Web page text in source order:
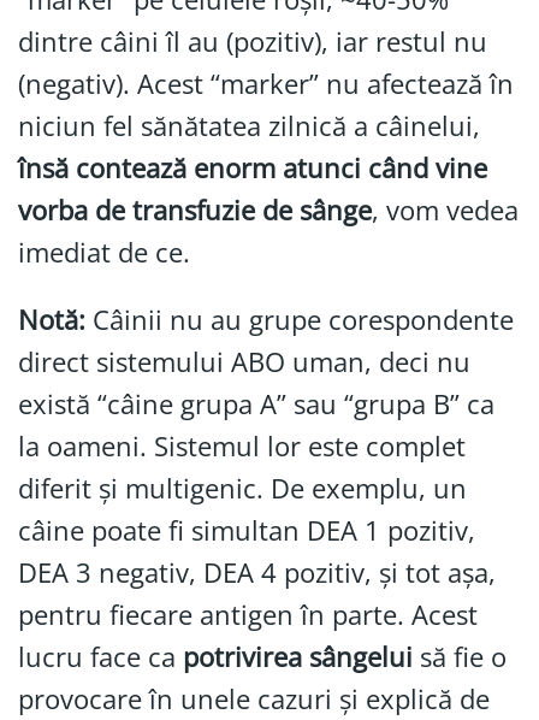
dintre câini îl au (pozitiv), iar restul nu
(negativ). Acest “marker” nu afectează în
niciun fel sănătatea zilnică a câinelui,
însă contează enorm atunci când vine
vorba de transfuzie de sânge, vom vedea
imediat de ce.
Notă: Câinii nu au grupe corespondente
direct sistemului ABO uman, deci nu
există “câine grupa A” sau “grupa B” ca
la oameni. Sistemul lor este complet
diferit și multigenic. De exemplu, un
câine poate fi simultan DEA 1 pozitiv,
DEA 3 negativ, DEA 4 pozitiv, și tot așa,
pentru fiecare antigen în parte. Acest
lucru face ca potrivirea sângelui să fie o
provocare în unele cazuri și explică de